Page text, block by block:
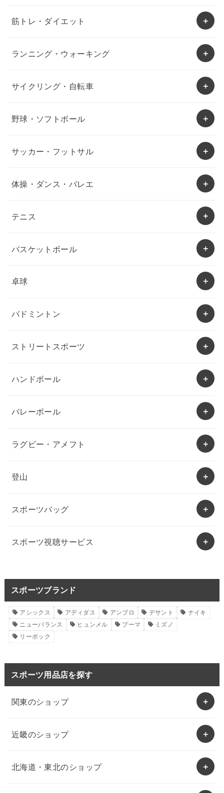
筋トレ・ダイエット
ランニング・ウォーキング
サイクリング・自転車
野球・ソフトボール
サッカー・フットサル
体操・ダンス・バレエ
テニス
バスケットボール
卓球
バドミントン
ストリートスポーツ
ハンドボール
バレーボール
ラグビー・アメフト
登山
スポーツバッグ
スポーツ視聴サービス
スポーツブランド
アシックス アディダス アンブロ デサント
ナイキ
ニューバランス
ヒュンメル プーマ
ミズノ
リーボック
スポーツ用品店を探す
関東のショップ
近畿のショップ
北海道・東北のショップ